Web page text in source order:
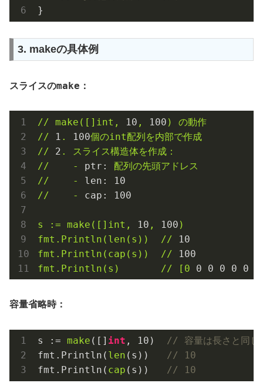
3. makeの具体例
スライスのmake ：
// make([]int, 10 , 100 )
の動作
//
1 . 100個のint配列を内部で作成
//
2 .
スライス構造体を作成：
//
- ptr:
配列の先頭アドレス
//
- len:
10
//
- cap: 100
s := make([]int, 10 , 100 )
fmt.Println(len(s))
//
10
fmt.Println(cap(s))
//
100
fmt.Println(s)
// [0 0 0 0 0 0
容量省略時：
s := make ([] int , 10 ) // 容量は長さと同じ
fmt.Println( len (s)) // 10
fmt.Println( cap (s)) // 10